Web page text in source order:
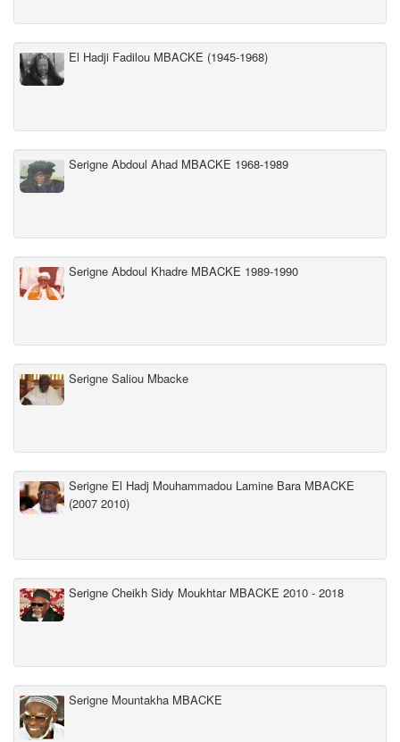
El Hadji Fadilou MBACKE (1945-1968)
Serigne Abdoul Ahad MBACKE 1968-1989
Serigne Abdoul Khadre MBACKE 1989-1990
Serigne Saliou Mbacke
Serigne El Hadj Mouhammadou Lamine Bara MBACKE
(2007 2010)
Serigne Cheikh Sidy Moukhtar MBACKE 2010 - 2018
Serigne Mountakha MBACKE